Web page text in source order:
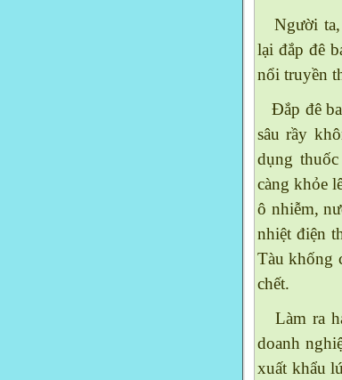
Người ta,
lại đắp đê
nổi truyền
Đắp đê
sâu rầy
dụng
càng khỏe
ô nhiễm,
nhiệt điện
Tàu khống
chết.
Làm ra
doanh
xuất khẩu